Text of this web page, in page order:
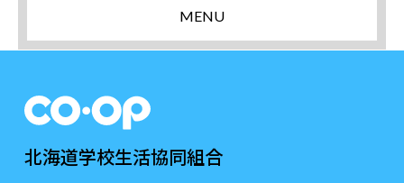
MENU
北海道学校生活協同組合